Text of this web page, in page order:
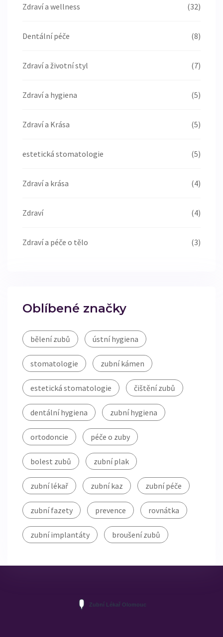
Zdraví a wellness (32)
Dentální péče (8)
Zdraví a životní styl (7)
Zdraví a hygiena (5)
Zdraví a Krása (5)
estetická stomatologie (5)
Zdraví a krása (4)
Zdraví (4)
Zdraví a péče o tělo (3)
Oblíbené značky
bělení zubů ústní hygiena
stomatologie zubní kámen
estetická stomatologie čištění zubů
dentální hygiena zubní hygiena
ortodoncie péče o zuby
bolest zubů zubní plak
zubní lékař zubní kaz zubní péče
zubní fazety prevence rovnátka
zubní implantáty broušení zubů